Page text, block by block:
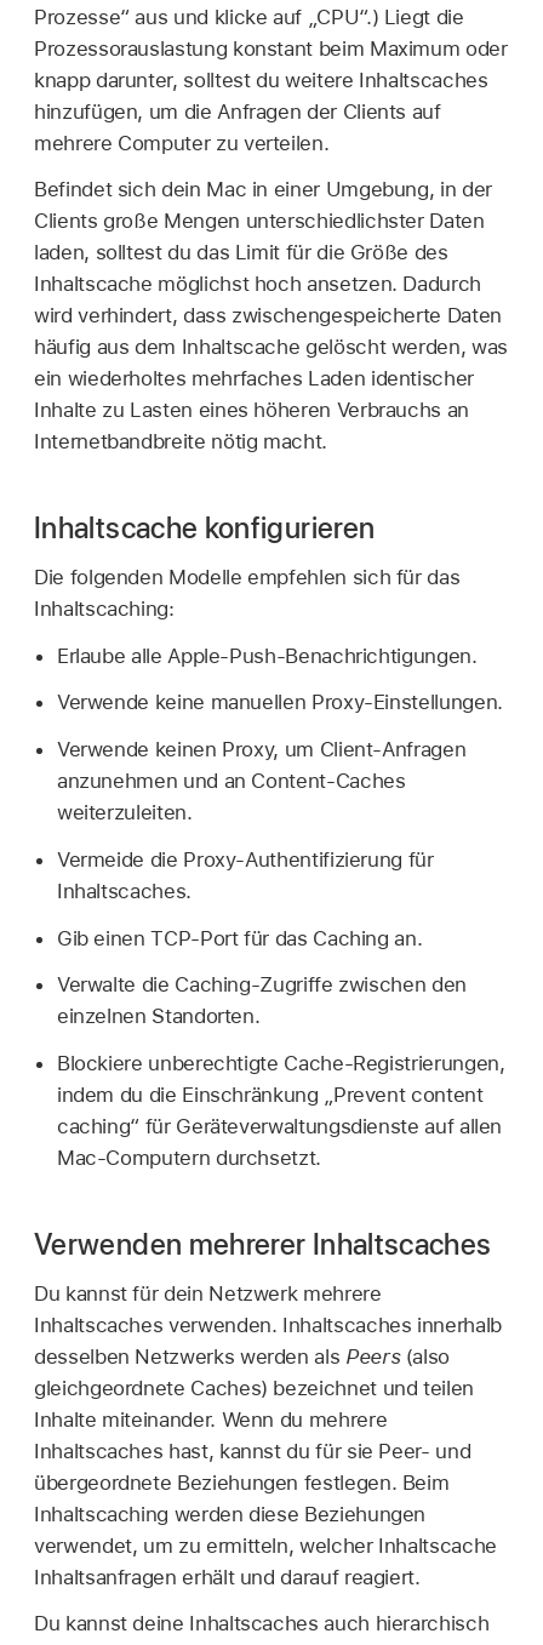
Prozesse“ aus und klicke auf „CPU“.) Liegt die
Prozessorauslastung konstant beim Maximum oder
knapp darunter, solltest du weitere Inhaltscaches
hinzufügen, um die Anfragen der Clients auf
mehrere Computer zu verteilen.
Befindet sich dein Mac in einer Umgebung, in der
Clients große Mengen unterschiedlichster Daten
laden, solltest du das Limit für die Größe des
Inhaltscache möglichst hoch ansetzen. Dadurch
wird verhindert, dass zwischengespeicherte Daten
häufig aus dem Inhaltscache gelöscht werden, was
ein wiederholtes mehrfaches Laden identischer
Inhalte zu Lasten eines höheren Verbrauchs an
Internetbandbreite nötig macht.
Inhaltscache konfigurieren
Die folgenden Modelle empfehlen sich für das
Inhaltscaching:
Erlaube alle Apple-Push-Benachrichtigungen.
Verwende keine manuellen Proxy-Einstellungen.
Verwende keinen Proxy, um Client-Anfragen
anzunehmen und an Content-Caches
weiterzuleiten.
Vermeide die Proxy-Authentifizierung für
Inhaltscaches.
Gib einen TCP-Port für das Caching an.
Verwalte die Caching-Zugriffe zwischen den
einzelnen Standorten.
Blockiere unberechtigte Cache-Registrierungen,
indem du die Einschränkung „Prevent content
caching“ für Geräteverwaltungsdienste auf allen
Mac-Computern durchsetzt.
Verwenden mehrerer Inhaltscaches
Du kannst für dein Netzwerk mehrere
Inhaltscaches verwenden. Inhaltscaches innerhalb
desselben Netzwerks werden als Peers(also
gleichgeordnete Caches) bezeichnet und teilen
Inhalte miteinander. Wenn du mehrere
Inhaltscaches hast, kannst du für sie Peer- und
übergeordnete Beziehungen festlegen. Beim
Inhaltscaching werden diese Beziehungen
verwendet, um zu ermitteln, welcher Inhaltscache
Inhaltsanfragen erhält und darauf reagiert.
Du kannst deine Inhaltscaches auch hierarchisch